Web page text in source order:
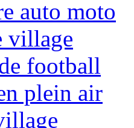
auto moto
village
football
plein air